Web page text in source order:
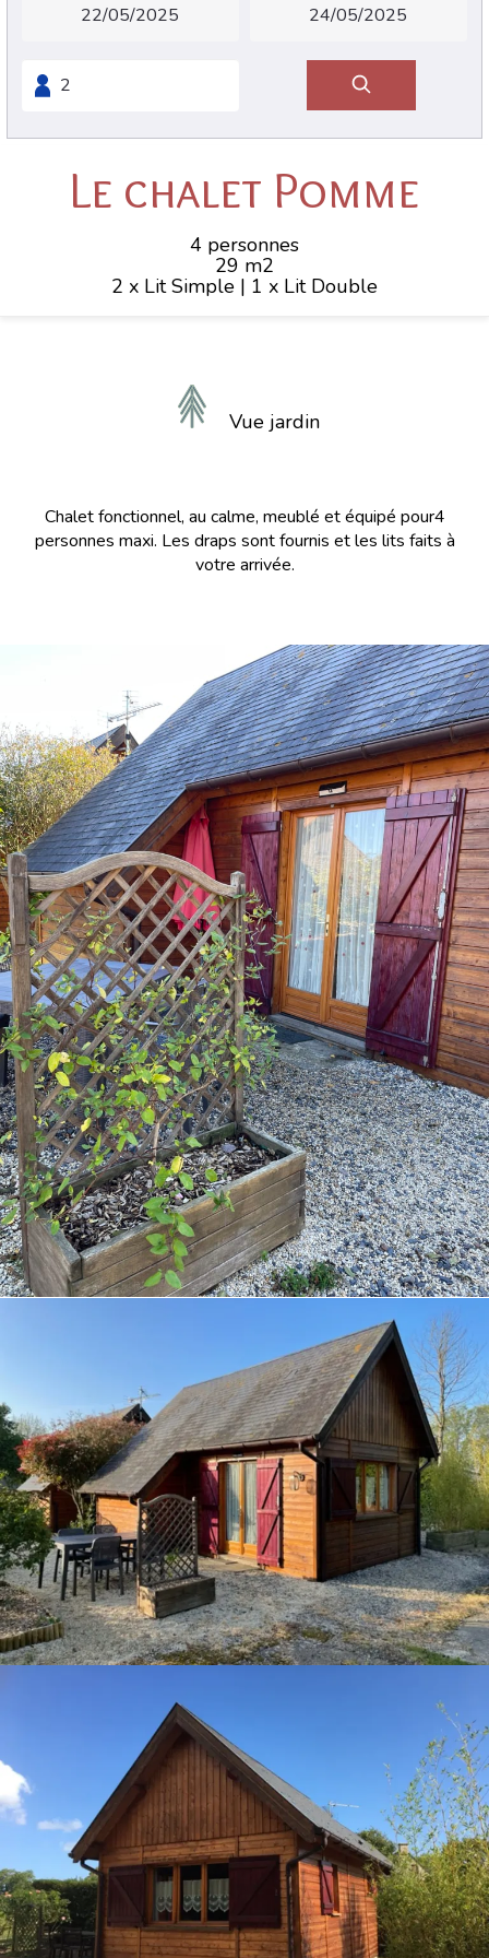
Le chalet Pomme
4 personnes
29 m2
2 x Lit Simple | 1 x Lit Double
Vue jardin
Chalet fonctionnel, au calme, meublé et équipé pour4
personnes maxi. Les draps sont fournis et les lits faits à
votre arrivée.